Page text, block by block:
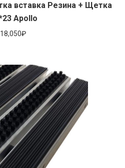
вставка Резина + Щетка
Apollo
18,050₽